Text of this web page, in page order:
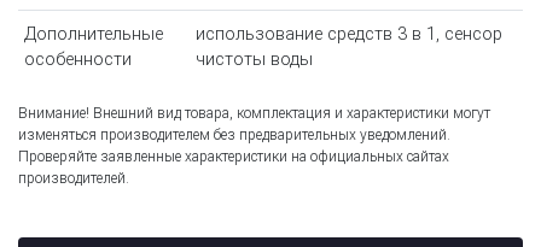
Дополнительные
особенности
использование средств 3 в 1, сенсор
чистоты воды
Внимание! Внешний вид товара, комплектация и характеристики могут
изменяться производителем без предварительных уведомлений.
Проверяйте заявленные характеристики на официальных сайтах
производителей.